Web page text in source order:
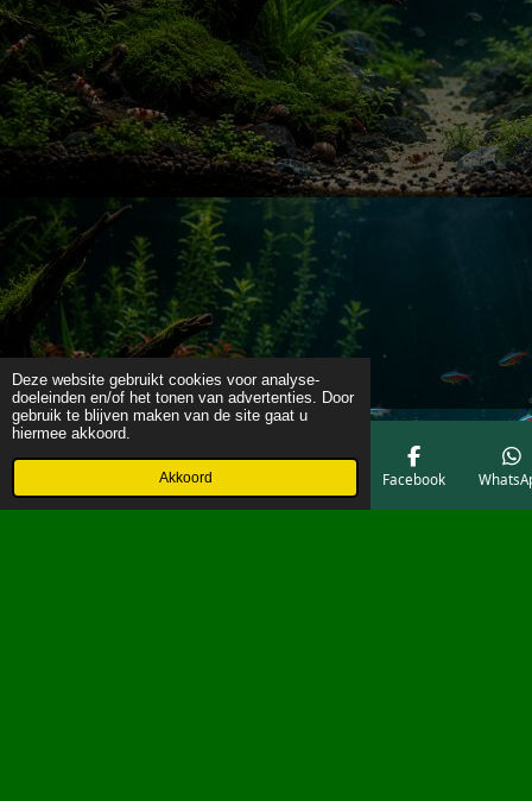
Deze website gebruikt cookies voor analyse-
doeleinden en/of het tonen van advertenties. Door
gebruik te blijven maken van de site gaat u
hiermee akkoord.
Akkoord
Telefoonnummer Facebook